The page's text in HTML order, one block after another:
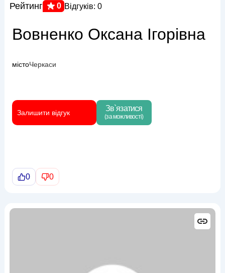
Рейтинг 0 Відгуків: 0
Вовненко Оксана Ігорівна
містоЧеркаси
Залишити відгук Зв`язатися
(за можливості)
0 0